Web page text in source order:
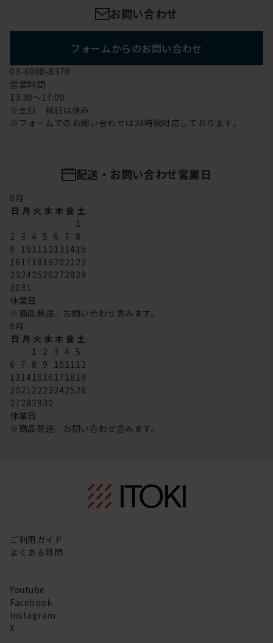
お問い合わせ
フォームからのお問い合わせ
03-6908-8370
営業時間
13:30～17:00
※土日 祝日は休み
※フォームでのお問い合わせは24時間対応しております。
配送・お問い合わせ営業日
8月
日 月 火 水 木 金 土
1
2 3 4 5 6 7 8
9 101112131415
16171819202122
23242526272829
3031
休業日
※商品発送、お問い合わせ含みます。
9月
日 月 火 水 木 金 土
1 2 3 4 5
6 7 8 9 101112
13141516171819
20212223242526
27282930
休業日
※商品発送、お問い合わせ含みます。
ご利用ガイド
よくある質問
Youtube
Facebook
Instagram
X